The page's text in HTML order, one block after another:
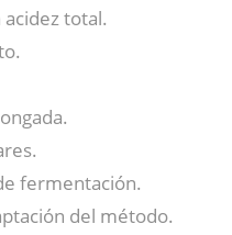
total.
fermentación.
del método.